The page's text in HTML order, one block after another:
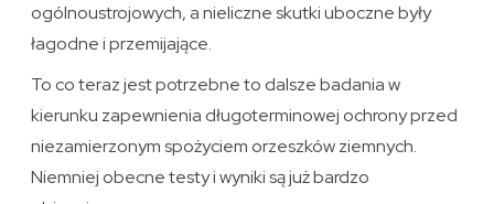
ogólnoustrojowych, a nieliczne skutki uboczne były
łagodne i przemijające.
To co teraz jest potrzebne to dalsze badania w
kierunku zapewnienia długoterminowej ochrony przed
niezamierzonym spożyciem orzeszków ziemnych.
Niemniej obecne testy i wyniki są już bardzo